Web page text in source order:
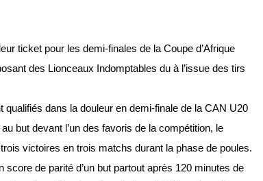
ticket pour les demi-finales de la Coupe d’Afrique
des Lionceaux Indomptables du à l’issue des tirs
dans la douleur en demi-finale de la CAN U20
but devant l’un des favoris de la compétition, le
victoires en trois matchs durant la phase de poules.
score de parité d’un but partout après 120 minutes de